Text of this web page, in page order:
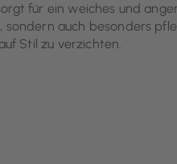
für ein weiches und
sondern auch besonders
Stil zu verzichten.